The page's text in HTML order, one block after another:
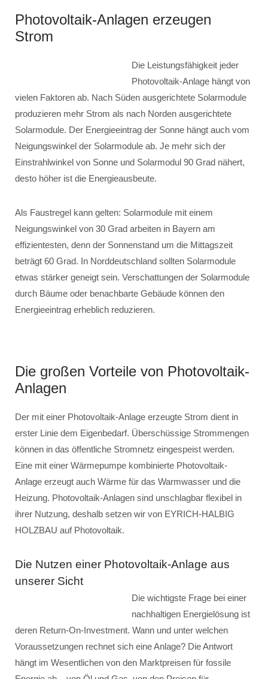
Photovoltaik-Anlagen erzeugen
Strom
Die Leistungsfähigkeit jeder
Photovoltaik-Anlage hängt von
vielen Faktoren ab. Nach Süden ausgerichtete Solarmodule
produzieren mehr Strom als nach Norden ausgerichtete
Solarmodule. Der Energieeintrag der Sonne hängt auch vom
Neigungswinkel der Solarmodule ab. Je mehr sich der
Einstrahlwinkel von Sonne und Solarmodul 90 Grad nähert,
desto höher ist die Energieausbeute.
Als Faustregel kann gelten: Solarmodule mit einem
Neigungswinkel von 30 Grad arbeiten in Bayern am
effizientesten, denn der Sonnenstand um die Mittagszeit
beträgt 60 Grad. In Norddeutschland sollten Solarmodule
etwas stärker geneigt sein. Verschattungen der Solarmodule
durch Bäume oder benachbarte Gebäude können den
Energieeintrag erheblich reduzieren.
Die großen Vorteile von Photovoltaik-
Anlagen
Der mit einer Photovoltaik-Anlage erzeugte Strom dient in
erster Linie dem Eigenbedarf. Überschüssige Strommengen
können in das öffentliche Stromnetz eingespeist werden.
Eine mit einer Wärmepumpe kombinierte Photovoltaik-
Anlage erzeugt auch Wärme für das Warmwasser und die
Heizung. Photovoltaik-Anlagen sind unschlagbar flexibel in
ihrer Nutzung, deshalb setzen wir von EYRICH-HALBIG
HOLZBAU auf Photovoltaik.
Die Nutzen einer Photovoltaik-Anlage aus
unserer Sicht
Die wichtigste Frage bei einer
nachhaltigen Energielösung ist
deren Return-On-Investment. Wann und unter welchen
Voraussetzungen rechnet sich eine Anlage? Die Antwort
hängt im Wesentlichen von den Marktpreisen für fossile